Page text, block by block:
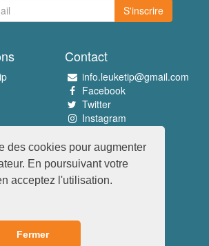
des cookies pour augmenter
En poursuivant votre
acceptez l'utilisation.
Fermer
S'inscrire
Contact
info.leuketip@gmail.com
Facebook
Twitter
Instagram